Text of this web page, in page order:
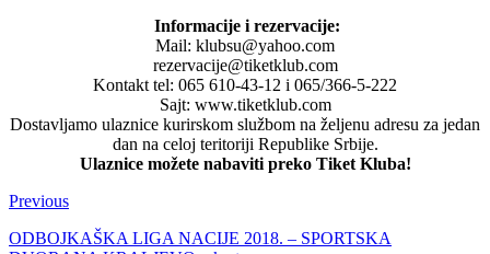
Informacije i rezervacije:
Mail: klubsu@yahoo.com
rezervacije@tiketklub.com
Kontakt tel: 065 610-43-12 i 065/366-5-222
Sajt: www.tiketklub.com
Dostavljamo ulaznice kurirskom službom na željenu adresu za jedan
dan na celoj teritoriji Republike Srbije.
Ulaznice možete nabaviti preko Tiket Kluba!
Previous
ODBOJKAŠKA LIGA NACIJE 2018. – SPORTSKA